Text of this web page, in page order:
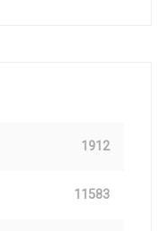
1912
11583